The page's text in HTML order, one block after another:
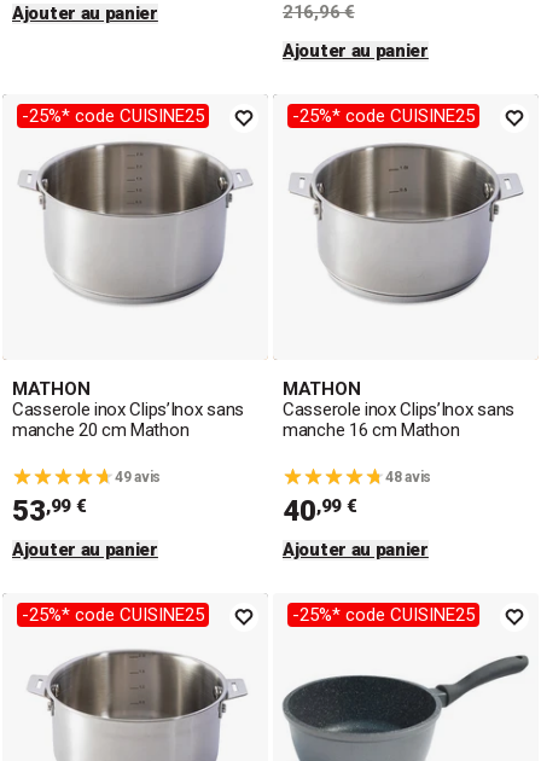
Ajouter au panier
216,96 €
Ajouter au panier
-25%* code CUISINE25
MATHON
Casserole inox Clips’Inox sans
manche 20 cm Mathon
49 avis
53,99 €
Ajouter au panier
-25%* code CUISINE25
MATHON
Casserole inox Clips’Inox sans
manche 16 cm Mathon
48 avis
40,99 €
Ajouter au panier
-25%* code CUISINE25 -25%* code CUISINE25